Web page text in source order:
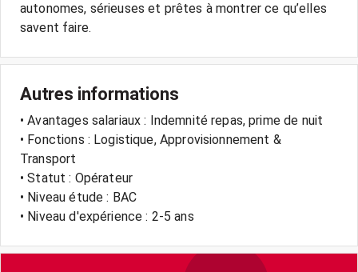
autonomes, sérieuses et prêtes à montrer ce qu’elles
savent faire.
Autres informations
• Avantages salariaux : Indemnité repas, prime de nuit
• Fonctions : Logistique, Approvisionnement &
Transport
• Statut : Opérateur
• Niveau étude : BAC
• Niveau d'expérience : 2-5 ans